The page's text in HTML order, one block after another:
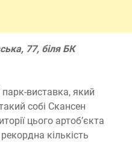
77, біля БК
виставка, який
собі Скансен
цього артоб’єкта
кількість